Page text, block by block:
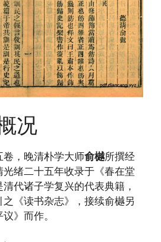
况
卷，晚清朴学大师俞樾所撰经
绪二十五年收录于《春在堂
代诸子学复兴的代表典籍，
《读书杂志》，接续俞樾另
》而作。